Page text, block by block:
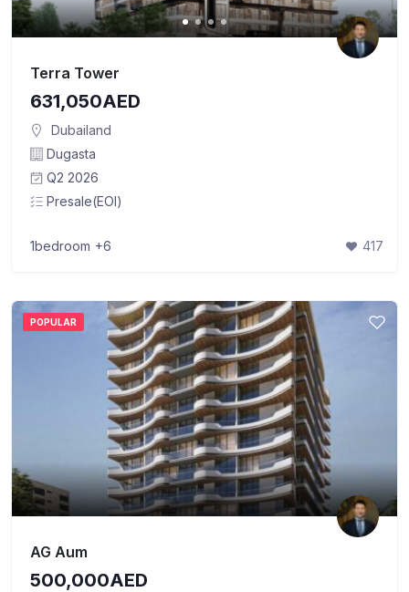
Terra Tower
631,050AED
Dubailand
Dugasta
Q2 2026
Presale(EOI)
1bedroom +6 417
POPULAR
AG Aum
500,000AED